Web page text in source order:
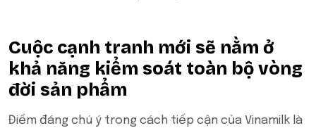
Cuộc cạnh tranh mới sẽ nằm ở
khả năng kiểm soát toàn bộ vòng
đời sản phẩm
Điểm đáng chú ý trong cách tiếp cận của Vinamilk là